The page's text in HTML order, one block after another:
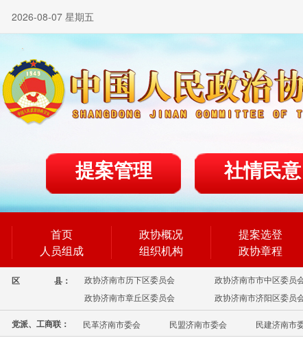
2026-08-07 星期五
提案管理 社情民意
首页
人员组成
政协概况
组织机构
提案选登
政协章程
区 县： 政协济南市历下区委员会 政协济南市市中区委员
政协济南市章丘区委员会
政协济南市济阳区委员
党派、工商联： 民革济南市委会 民盟济南市委会 民建济南市